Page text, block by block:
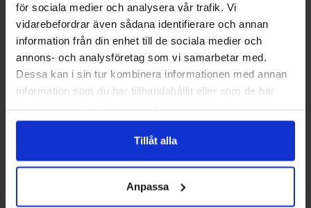
för sociala medier och analysera vår trafik. Vi
vidarebefordrar även sådana identifierare och annan
information från din enhet till de sociala medier och
annons- och analysföretag som vi samarbetar med.
Dessa kan i sin tur kombinera informationen med annan
information som du har tillhandahållit eller som de har
Tillåt alla
Anpassa
Med eller utan skorsten
Det finns modeller som kräver traditionell skorsten och
modeller som är avsedda för installation utan skorsten, ofta
med en kontrollerad frånluftsinstallation. Valet beror på
byggnadens förutsättningar och vilka
alternativ som kan fungera i din fastighet.
Installation och service